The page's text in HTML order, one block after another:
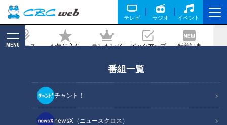
テレビ ラジオ イベント
ニュース お気に入り ランキング ピックアップ 新着記事
MENU
番組一覧
チャント！
newsX（ニュースクロス）
『きんこ』を調査！ 日本古来の製法で
作られるオレンジ色の干し芋。